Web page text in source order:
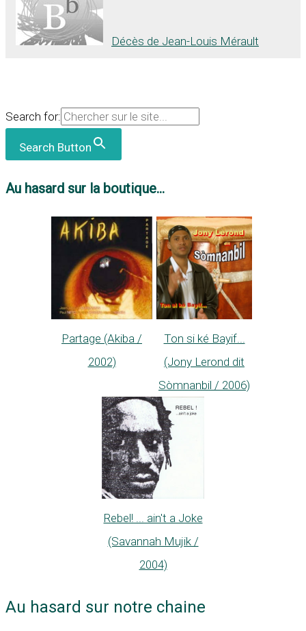
Décès de Jean-Louis Mérault
Search for:
Search Button
Au hasard sur la boutique...
Partage (Akiba /
2002)
Ton si ké Bayif...
(Jony Lerond dit
Sòmnanbil / 2006)
Rebel! ... ain't a Joke
(Savannah Mujik /
2004)
Au hasard sur notre chaine